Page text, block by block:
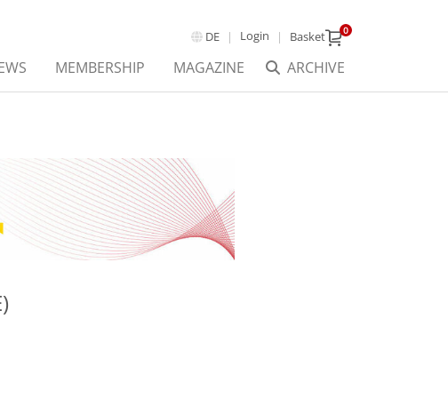
DE Login Basket 0
ARCHIVE
MEMBERSHIP MAGAZINE